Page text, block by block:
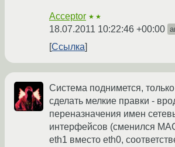
Acceptor ★★
18.07.2011 10:22:46 +00:00
Ссылка
Система поднимется,
сделать мелкие правки -
переназначения имен
интерфейсов (сменился
eth1 вместо eth0,